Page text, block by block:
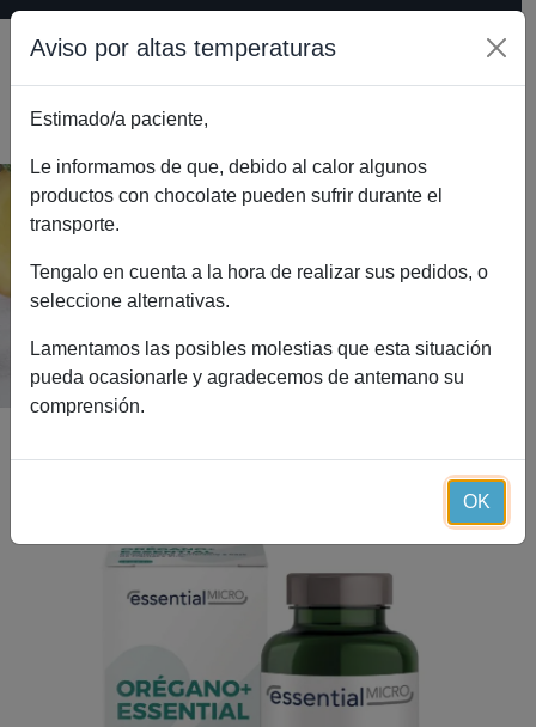
Orégano + Essential (60 cápsulas
vegetales)
Inicio
Catálogo
Aviso por altas temperaturas
Estimado/a paciente,
Le informamos de que, debido al calor algunos
productos con chocolate pueden sufrir durante el
transporte.
Tengalo en cuenta a la hora de realizar sus pedidos, o
seleccione alternativas.
Lamentamos las posibles molestias que esta situación
pueda ocasionarle y agradecemos de antemano su
comprensión.
OK